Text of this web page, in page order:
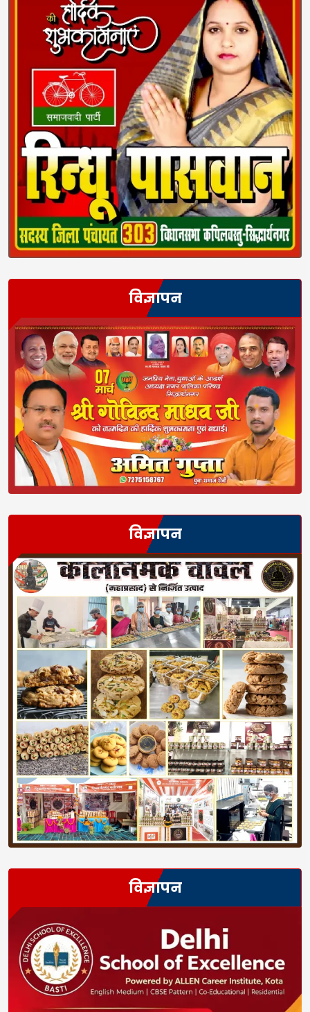
विज्ञापन
विज्ञापन
विज्ञापन